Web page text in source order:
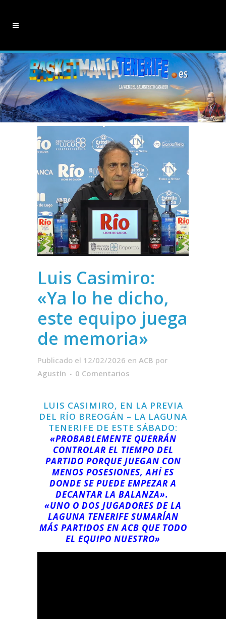
Luis Casimiro:
«Ya lo he dicho,
este equipo juega
de memoria»
Publicado el 12/02/2026 en ACB por
Agustín
0 Comentarios
LUIS CASIMIRO, EN LA PREVIA
DEL RÍO BREOGÁN – LA LAGUNA
TENERIFE DE ESTE SÁBADO:
«PROBABLEMENTE QUERRÁN
CONTROLAR EL TIEMPO DEL
PARTIDO PORQUE JUEGAN CON
MENOS POSESIONES, AHÍ ES
DONDE SE PUEDE EMPEZAR A
DECANTAR LA BALANZA».
«UNO O DOS JUGADORES DE LA
LAGUNA TENERIFE SUMARÍAN
MÁS PARTIDOS EN ACB QUE TODO
EL EQUIPO NUESTRO»